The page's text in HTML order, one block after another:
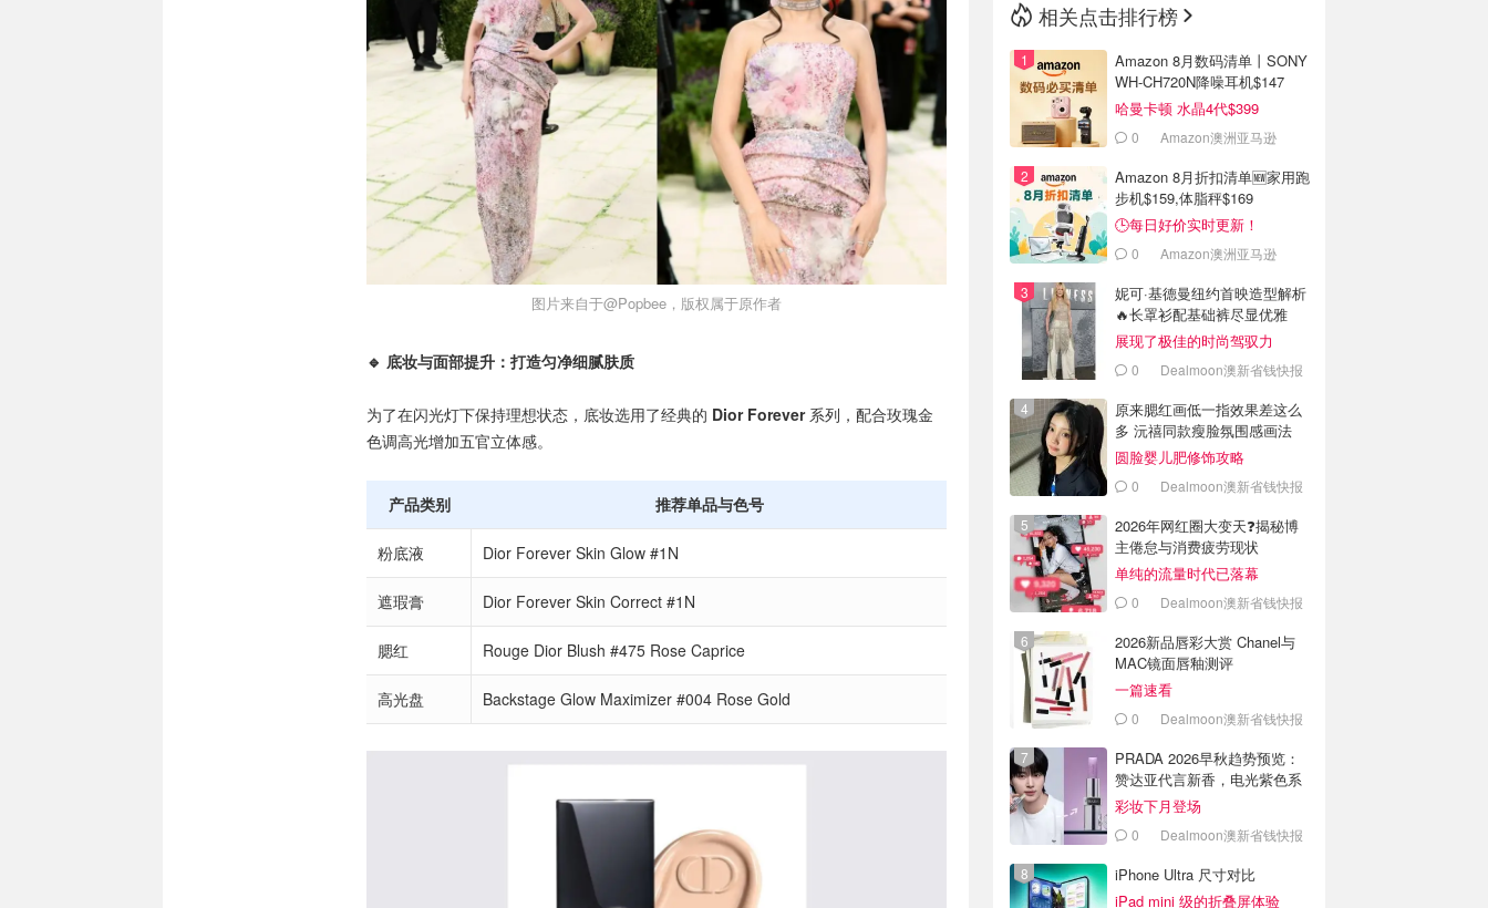
图片来自于@Popbee，版权属于原作者
🔹 底妆与面部提升：打造匀净细腻肤质
为了在闪光灯下保持理想状态，底妆选用了经典的 Dior Forever系列，配合玫瑰金
色调高光增加五官立体感。
产品类别 推荐单品与色号
粉底液 Dior Forever Skin Glow #1N
遮瑕膏 Dior Forever Skin Correct #1N
腮红 Rouge Dior Blush #475 Rose Caprice
高光盘 Backstage Glow Maximizer #004 Rose Gold
相关点击排行榜
Amazon 8月数码清单丨SONY
WH-CH720N降噪耳机$147
哈曼卡顿 水晶4代$399
0 Amazon澳洲亚马逊
Amazon 8月折扣清单🆕家用跑
步机$159,体脂秤$169
🕒每日好价实时更新！
0 Amazon澳洲亚马逊
妮可·基德曼纽约首映造型解析
🔥长罩衫配基础裤尽显优雅
展现了极佳的时尚驾驭力
0 Dealmoon澳新省钱快报
原来腮红画低一指效果差这么
多 沅禧同款瘦脸氛围感画法
圆脸婴儿肥修饰攻略
0 Dealmoon澳新省钱快报
2026年网红圈大变天❓揭秘博
主倦怠与消费疲劳现状
单纯的流量时代已落幕
0 Dealmoon澳新省钱快报
2026新品唇彩大赏 Chanel与
MAC镜面唇釉测评
一篇速看
0 Dealmoon澳新省钱快报
PRADA 2026早秋趋势预览：
赞达亚代言新香，电光紫色系
彩妆下月登场
0 Dealmoon澳新省钱快报
iPhone Ultra 尺寸对比
iPad mini 级的折叠屏体验